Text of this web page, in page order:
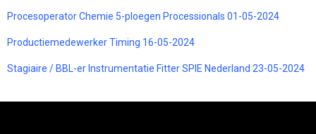
Procesoperator Chemie 5-ploegen Processionals 01-05-2024
Productiemedewerker Timing 16-05-2024
Stagiaire / BBL-er Instrumentatie Fitter SPIE Nederland 23-05-2024